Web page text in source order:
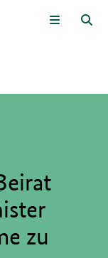
und Menü
zu